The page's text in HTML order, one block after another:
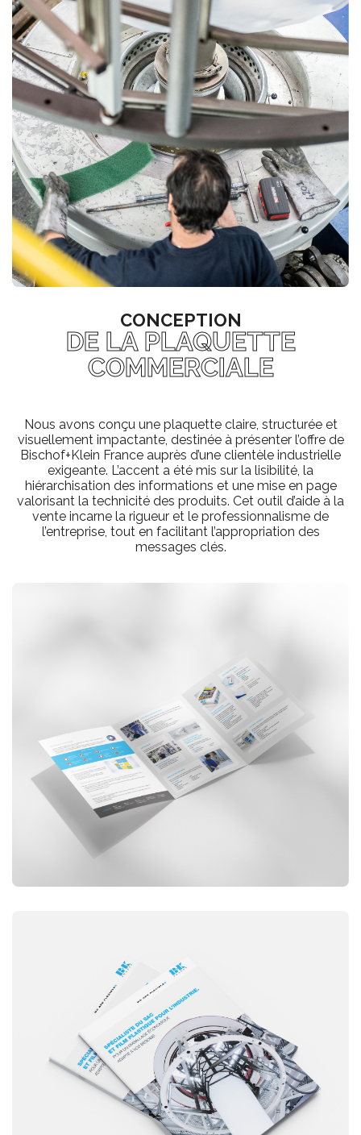
CONCEPTION
DE LA PLAQUETTE
COMMERCIALE
Nous avons conçu une plaquette claire, structurée et
visuellement impactante, destinée à présenter l’offre de
Bischof+Klein France auprès d’une clientèle industrielle
exigeante. L’accent a été mis sur la lisibilité, la
hiérarchisation des informations et une mise en page
valorisant la technicité des produits. Cet outil d’aide à la
vente incarne la rigueur et le professionnalisme de
l’entreprise, tout en facilitant l’appropriation des
messages clés.